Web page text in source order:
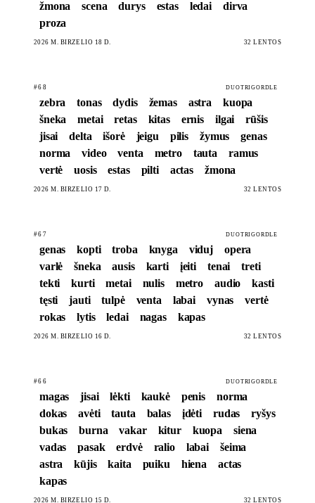
žmona scena durys estas ledai
dirva
proza
2026 M. BIRŽELIO 18 D. 32 LENTOS
#68 DUOTRIGORDLE
zebra tonas dydis žemas astra
kuopa
šneka
metai retas kitas ernis ilgai
rūšis
jisai
delta išorė jeigu pilis žymus
genas
norma
video venta metro tauta
ramus
vertė
uosis estas pilti actas žmona
2026 M. BIRŽELIO 17 D. 32 LENTOS
#67 DUOTRIGORDLE
genas kopti troba knyga viduj
opera
varlė
šneka ausis karti įeiti tenai
treti
tekti
kurti metai nulis metro audio
kasti
tęsti
jauti tulpė venta labai vynas
vertė
rokas
lytis ledai nagas kapas
2026 M. BIRŽELIO 16 D. 32 LENTOS
#66 DUOTRIGORDLE
magas jisai lėkti kaukė penis
norma
dokas
avėti tauta balas įdėti rudas
ryšys
bukas
burna vakar kitur kuopa
siena
vadas
pasak erdvė ralio labai
šeima
astra
kūjis kaita puiku hiena
actas
kapas
2026 M. BIRŽELIO 15 D. 32 LENTOS